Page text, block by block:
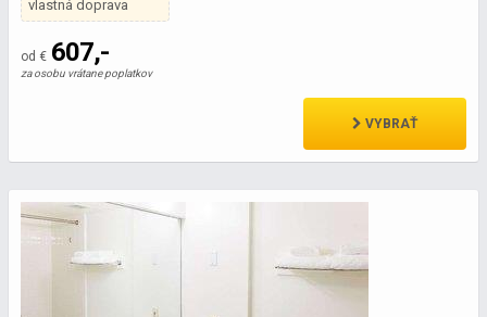
vlastná doprava
od € 607,-
za osobu vrátane poplatkov
VYBRAŤ